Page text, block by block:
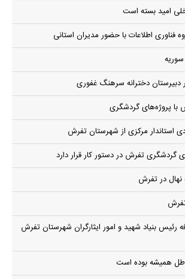
امید بسته است
فناوری اطلاعات با حضور مدیران استانی
دبیرستان دخترانه سرهنگ غفوری
با پروژه‌های گردشگری
استاندار مرکزی از شهرستان تفرش
تفرش در دستور کار قرار دارد
رئیس بنیاد شهید و امور ایثارگران شهرستان تفرش
همیشه بوده است